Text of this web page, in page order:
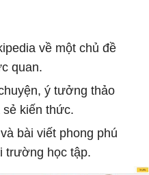
về một chủ đề
quan.
ý tưởng thảo
sẻ kiến thức.
bài viết phong phú
trường học tập.